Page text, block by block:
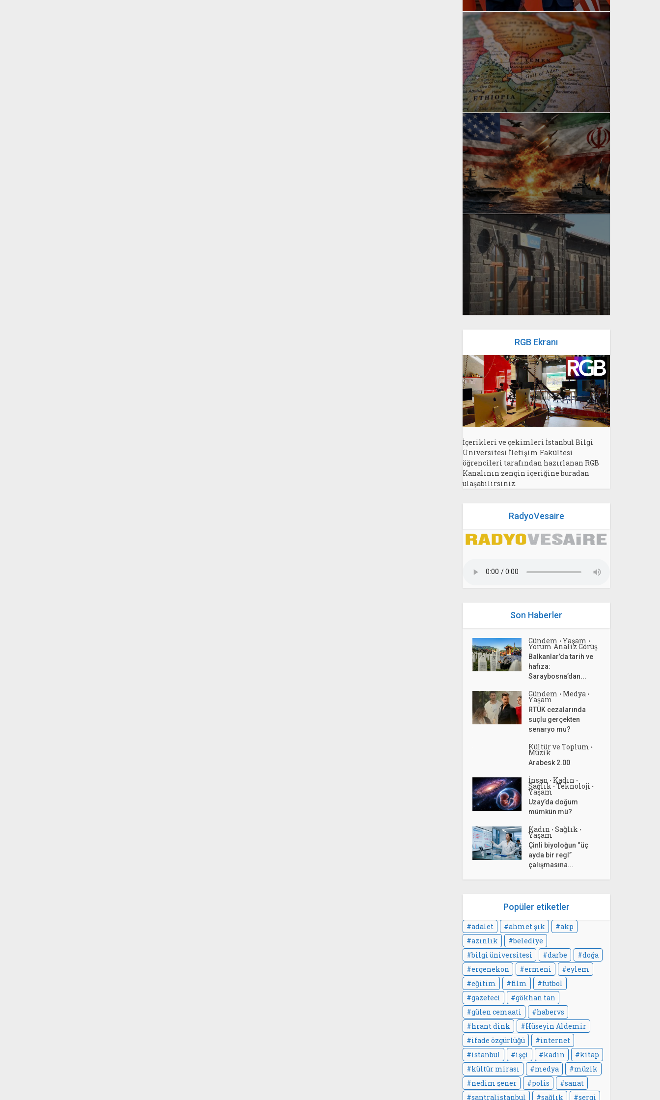
yazanBahri Ak
yazanBahri Ak
yazan Bahri Ak
RGB Ekranı
İçerikleri ve çekimleri İstanbul Bilgi
Üniversitesi İletişim Fakültesi
öğrencileri tarafından hazırlanan RGB
Kanalının zengin içeriğine buradan
ulaşabilirsiniz.
RadyoVesaire
Son Haberler
Gündem • Yaşam •
Yorum Analiz Görüş
Balkanlar’da tarih ve
hafıza:
Saraybosna’dan...
Gündem • Medya •
Yaşam
RTÜK cezalarında
suçlu gerçekten
senaryo mu?
Kültür ve Toplum •
Müzik
Arabesk 2.00
İnsan • Kadın •
Sağlık • Teknoloji •
Yaşam
Uzay’da doğum
mümkün mü?
Kadın • Sağlık •
Yaşam
Çinli biyoloğun “üç
ayda bir regl”
çalışmasına...
Popüler etiketler
adalet ahmet şık
akp
azınlık
belediye
bilgi üniversitesi
darbe
doğa
ergenekon
ermeni
eylem
eğitim
film
futbol
gazeteci
gökhan tan
gülen cemaati
habervs
hrant dink
Hüseyin Aldemir
ifade özgürlüğü
internet
istanbul
işçi kadın
kitap
kültür mirası
medya
müzik
nedim şener
polis
sanat
santralistanbul
sağlık sergi